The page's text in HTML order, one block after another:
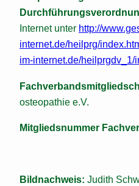
Internet unter http://
internet.de/heilprg/
im-internet.de/heilprgdv_1/
osteopathie e.V.
Mitgliedsnummer
Bildnachweis: Judith